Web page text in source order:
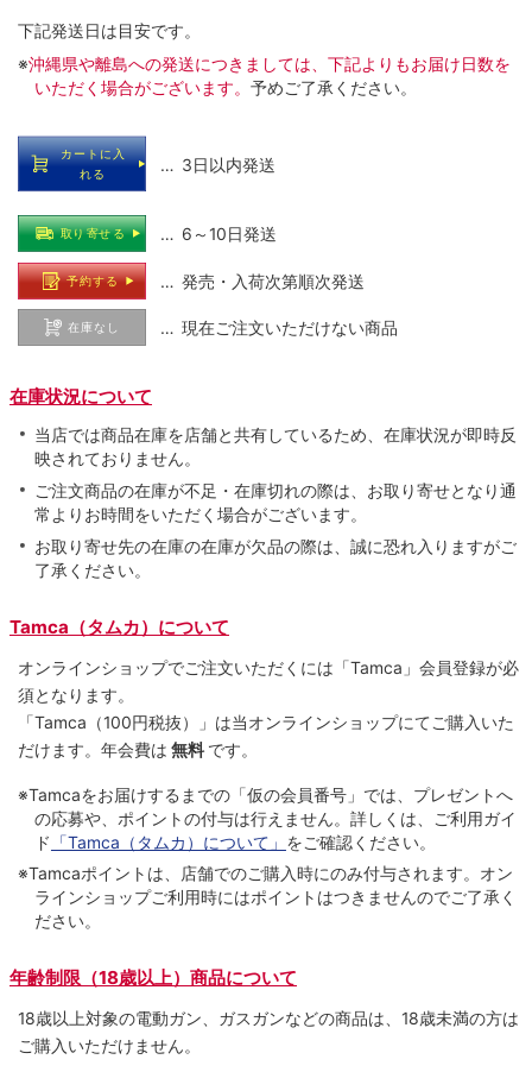
下記発送日は目安です。
※沖縄県や離島への発送につきましては、下記よりもお届け日数を
いただく場合がございます。 予めご了承ください。
カートに入
れる
… 3日以内発送
取り寄せる … 6～10日発送
予約する … 発売・入荷次第順次発送
在庫なし … 現在ご注文いただけない商品
在庫状況について
当店では商品在庫を店舗と共有しているため、在庫状況が即時反
映されておりません。
ご注文商品の在庫が不足・在庫切れの際は、お取り寄せとなり通
常よりお時間をいただく場合がございます。
お取り寄せ先の在庫の在庫が欠品の際は、誠に恐れ入りますがご
了承ください。
Tamca（タムカ）について
オンラインショップでご注⽂いただくには「Tamca」会員登録が必
須となります。
「Tamca （100円税抜）
」は当オンラインショップにてご購⼊いた
だけます。 年会費は 無料 です。
※Tamcaをお届けするまでの「仮の会員番号」では、プレゼントへ
の応募や、ポイントの付与は⾏えません。詳しくは、ご利⽤ガイ
ド 「Tamca（タムカ）について」 をご確認ください。
※Tamcaポイントは、店舗でのご購⼊時にのみ付与されます。オン
ラインショップご利用時にはポイントはつきませんのでご了承く
ださい。
年齢制限（18歳以上）商品について
18歳以上対象の電動ガン、ガスガンなどの商品は、18歳未満の方は
ご購入いただけません。